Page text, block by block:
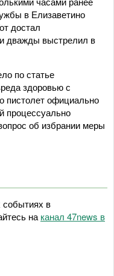
в Елизаветино
достал
дважды выстрелил в
по статье
здоровью с
пистолет официально
процессуально
об избрании меры
событиях в
на канал 47news в